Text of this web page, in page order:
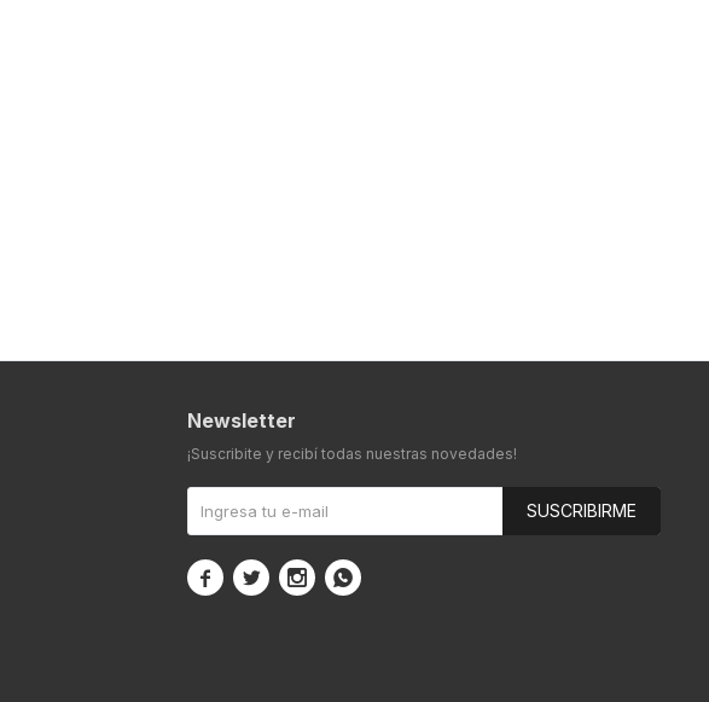
Newsletter
¡Suscribite y recibí todas nuestras novedades!
SUSCRIBIRME
   